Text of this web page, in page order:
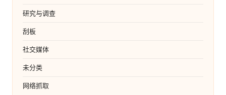
研究与调查
刮板
社交媒体
未分类
网络抓取